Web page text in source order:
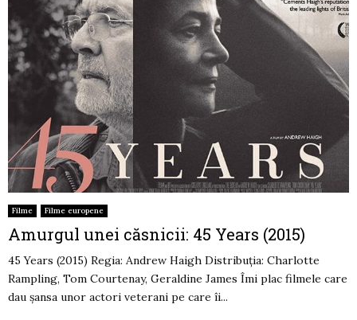
Filme Filme europene
Amurgul unei căsnicii: 45 Years (2015)
45 Years (2015) Regia: Andrew Haigh Distribuția: Charlotte
Rampling, Tom Courtenay, Geraldine James Îmi plac filmele care
dau șansa unor actori veterani pe care îi...